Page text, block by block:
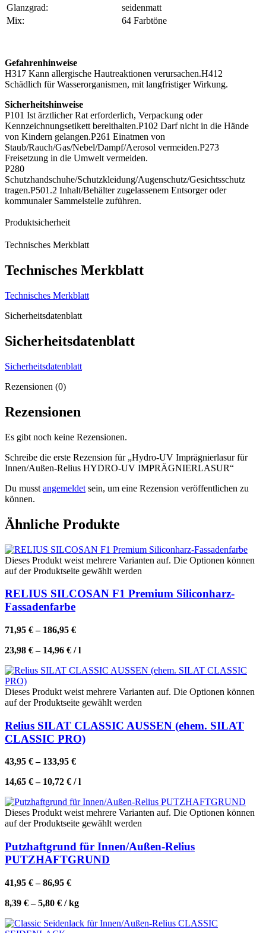
Glanzgrad:
seidenmatt
Mix:
64 Farbtöne
Gefahrenhinweise
H317 Kann allergische Hautreaktionen verursachen.H412
Schädlich für Wasserorganismen, mit langfristiger Wirkung.
Sicherheitshinweise
P101 Ist ärztlicher Rat erforderlich, Verpackung oder
Kennzeichnungsetikett bereithalten.P102 Darf nicht in die Hände
von Kindern gelangen.P261 Einatmen von
Staub/Rauch/Gas/Nebel/Dampf/Aerosol vermeiden.P273
Freisetzung in die Umwelt vermeiden.
P280
Schutzhandschuhe/Schutzkleidung/Augenschutz/Gesichtsschutz
tragen.P501.2 Inhalt/Behälter zugelassenem Entsorger oder
kommunaler Sammelstelle zuführen.
Produktsicherheit
Technisches Merkblatt
Technisches Merkblatt
Technisches Merkblatt
Sicherheitsdatenblatt
Sicherheitsdatenblatt
Sicherheitsdatenblatt
Rezensionen (0)
Rezensionen
Es gibt noch keine Rezensionen.
Schreibe die erste Rezension für „Hydro-UV Imprägnierlasur für
Innen/Außen-Relius HYDRO-UV IMPRÄGNIERLASUR“
Du musst angemeldet sein, um eine Rezension veröffentlichen zu
können.
Ähnliche Produkte
Dieses Produkt weist mehrere Varianten auf. Die Optionen können
auf der Produktseite gewählt werden
RELIUS SILCOSAN F1 Premium Siliconharz-
Fassadenfarbe
71,95 €– 186,95 €
23,98 €– 14,96 € /l
Dieses Produkt weist mehrere Varianten auf. Die Optionen können
auf der Produktseite gewählt werden
Relius SILAT CLASSIC AUSSEN (ehem. SILAT
CLASSIC PRO)
43,95 €– 133,95 €
14,65 €– 10,72 € /l
Dieses Produkt weist mehrere Varianten auf. Die Optionen können
auf der Produktseite gewählt werden
Putzhaftgrund für Innen/Außen-Relius
PUTZHAFTGRUND
41,95 €–86,95 €
8,39 €–5,80 € /kg